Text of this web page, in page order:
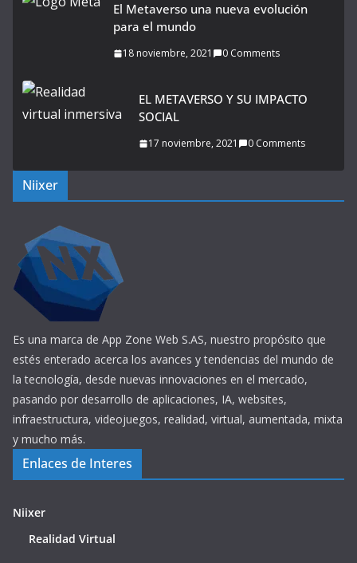
El Metaverso una nueva evolución
para el mundo
18 noviembre, 2021 0 Comments
EL METAVERSO Y SU IMPACTO
SOCIAL
17 noviembre, 2021 0 Comments
Niixer
Es una marca de App Zone Web S.AS, nuestro propósito que
estés enterado acerca los avances y tendencias del mundo de
la tecnología, desde nuevas innovaciones en el mercado,
pasando por desarrollo de aplicaciones, IA, websites,
infraestructura, videojuegos, realidad, virtual, aumentada, mixta
y mucho más.
Enlaces de Interes
Niixer
Realidad Virtual